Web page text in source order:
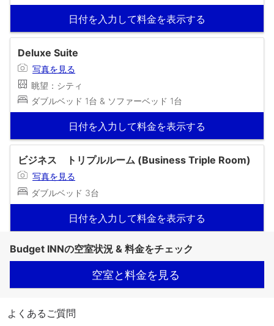
日付を入力して料金を表示する
Deluxe Suite
写真を見る
眺望：シティ
ダブルベッド 1台 & ソファーベッド 1台
日付を入力して料金を表示する
ビジネス トリプルルーム (Business Triple Room)
写真を見る
ダブルベッド 3台
日付を入力して料金を表示する
Budget INNの空室状況 & 料金をチェック
空室と料金を見る
よくあるご質問